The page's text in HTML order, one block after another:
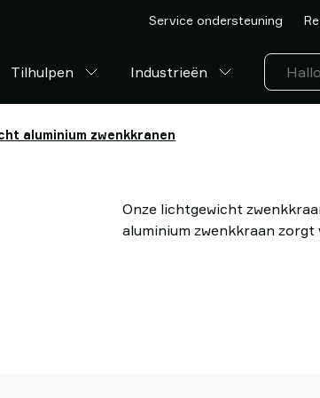
Service ondersteuning
Tilhulpen Industrieën
aluminium zwenkkranen
Onze lichtgewicht
aluminium zwenkkraan